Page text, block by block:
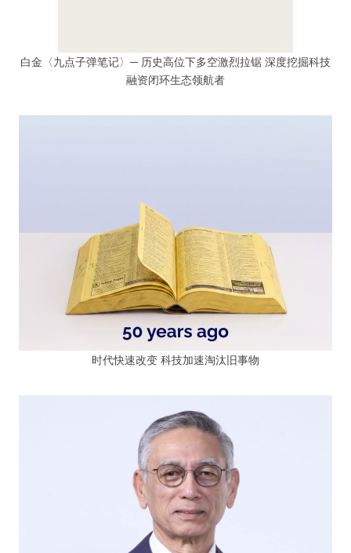
白金〈九点子弹笔记〉─ 历史高位下多空激烈拉锯 深度挖掘科技
融资闭环生态领航者
时代快速改变 科技加速淘汰旧事物